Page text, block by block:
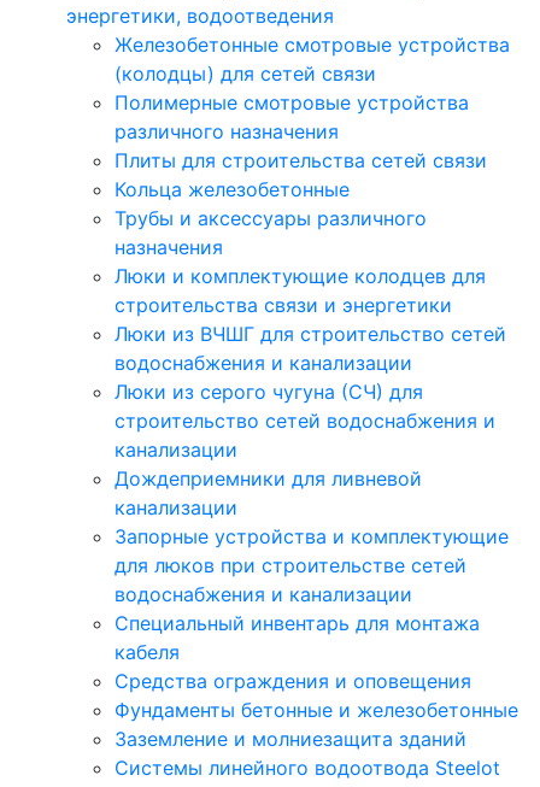
энергетики, водоотведения
Железобетонные смотровые устройства
(колодцы) для сетей связи
Полимерные смотровые устройства
различного назначения
Плиты для строительства сетей связи
Кольца железобетонные
Трубы и аксессуары различного
назначения
Люки и комплектующие колодцев для
строительства связи и энергетики
Люки из ВЧШГ для строительство сетей
водоснабжения и канализации
Люки из серого чугуна (СЧ) для
строительство сетей водоснабжения и
канализации
Дождеприемники для ливневой
канализации
Запорные устройства и комплектующие
для люков при строительстве сетей
водоснабжения и канализации
Специальный инвентарь для монтажа
кабеля
Средства ограждения и оповещения
Фундаменты бетонные и железобетонные
Заземление и молниезащита зданий
Системы линейного водоотвода Steelot